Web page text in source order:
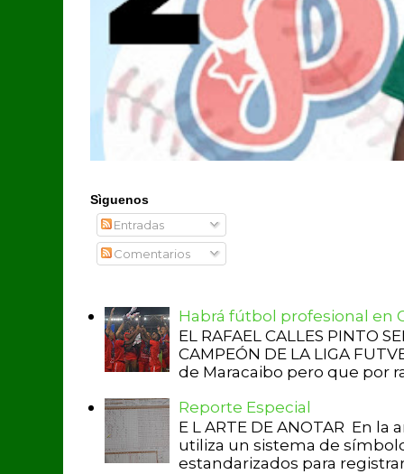
Sìguenos
Entradas
Comentarios
Habrá fútbol profesional en
EL RAFAEL CALLES PINTO
CAMPEÓN DE LA LIGA
de Maracaibo pero que por
Reporte Especial
E L ARTE DE ANOTAR En
utiliza un sistema de
estandarizados para